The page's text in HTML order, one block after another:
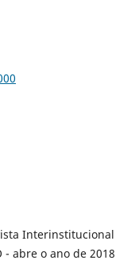
Interinstitucional
- abre o ano de 2018